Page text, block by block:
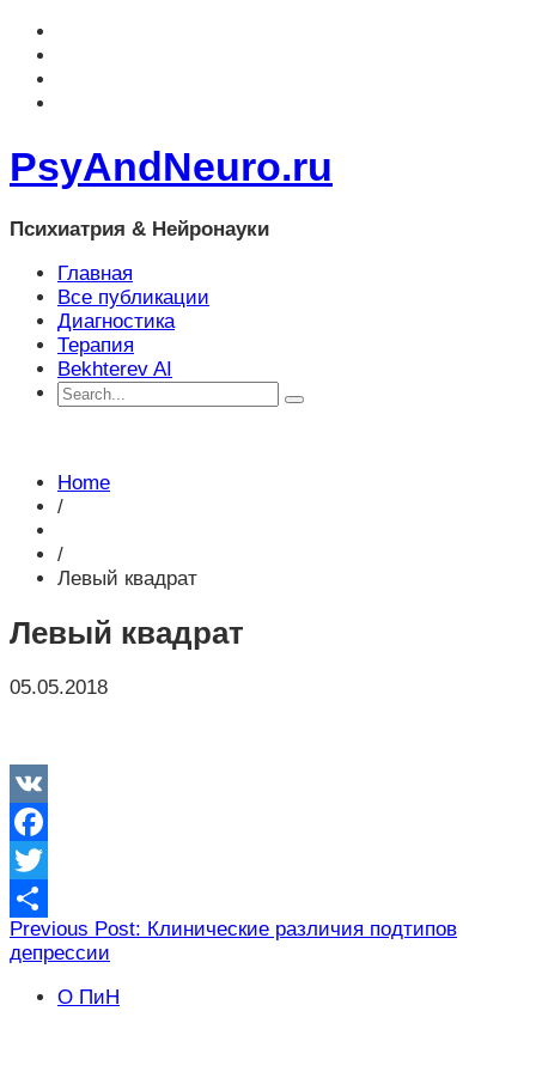
PsyAndNeuro.ru
Психиатрия & Нейронауки
Главная
Все публикации
Диагностика
Терапия
Bekhterev AI
Home
/
/
Левый квадрат
Левый квадрат
05.05.2018
VK
Facebook
Twitter
Отправить
Навигация
по
записям
Previous Post: Клинические различия подтипов
депрессии
О ПиН